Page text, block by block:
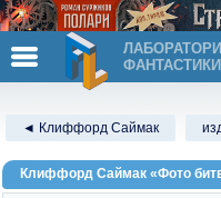
ФАНТАСТИКИ
◄ Клиффорд Саймак
Клиффорд Саймак «Фото